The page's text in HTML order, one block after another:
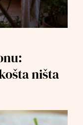
ništa